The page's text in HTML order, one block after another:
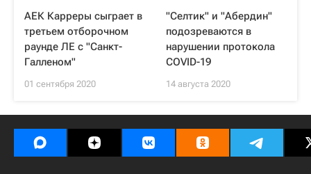
АЕК Карреры сыграет в
третьем отборочном
раунде ЛЕ с "Санкт-
Галленом"
01 сентября 2020
"Селтик" и "Абердин"
подозреваются в
нарушении протокола
COVID-19
14 августа 2020